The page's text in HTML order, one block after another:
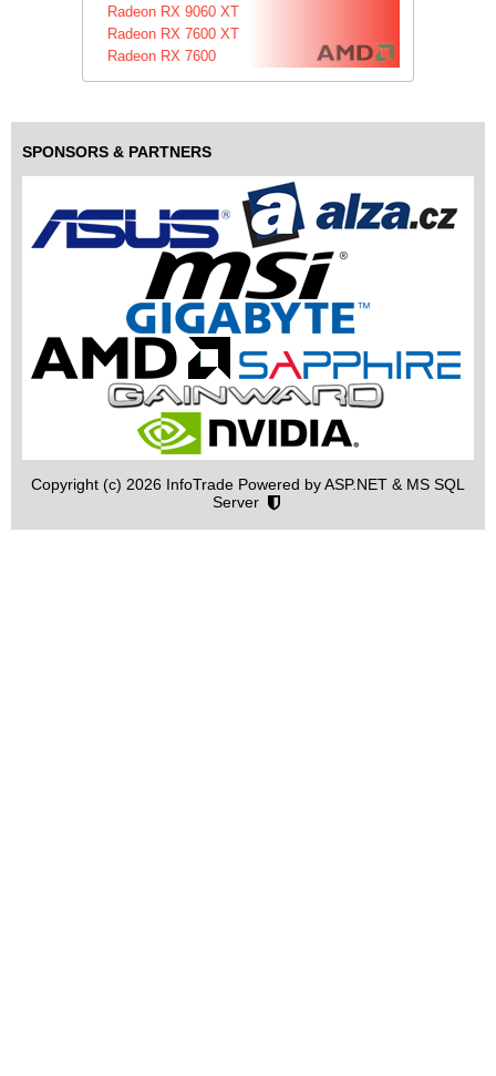
Radeon RX 9060 XT
Radeon RX 7600 XT
Radeon RX 7600
SPONSORS & PARTNERS
Copyright (c) 2026 InfoTrade Powered by ASP.NET & MS SQL
Server